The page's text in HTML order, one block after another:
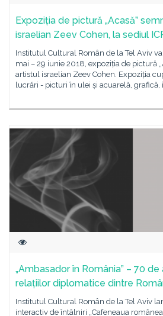
Expoziția de pictură „Acasă”
israelian Zeev Cohen, la sediul
Institutul Cultural Român de la Tel Aviv
mai – 29 iunie 2018, expoziția de pictură
artistul israelian Zeev Cohen. Expoziția
lucrări - picturi în ulei și acuarelă, grafică,
„Ambasador în România” – 70
relațiilor diplomatice dintre
Institutul Cultural Român de la Tel Aviv
interactiv de întâlniri „Cafeneaua